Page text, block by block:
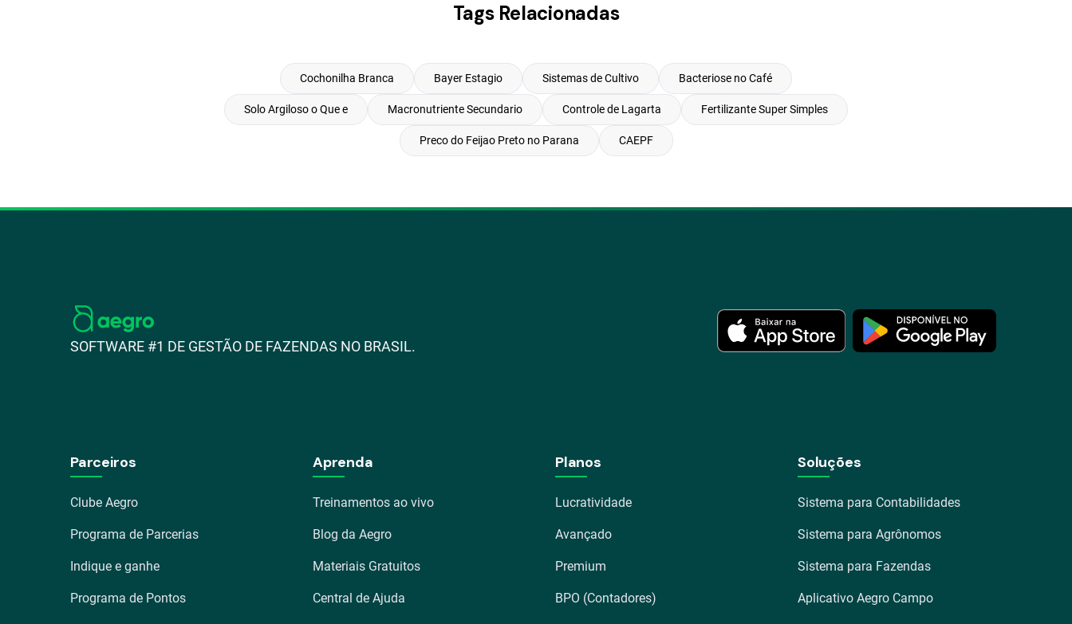
Tags Relacionadas
Cochonilha Branca Bayer Estagio Sistemas de Cultivo Bacteriose no Café
Solo Argiloso o Que e Macronutriente Secundario Controle de Lagarta Fertilizante Super Simples
Preco do Feijao Preto no Parana CAEPF
SOFTWARE #1 DE GESTÃO DE FAZENDAS NO BRASIL.
Parceiros
Clube Aegro
Programa de Parcerias
Indique e ganhe
Programa de Pontos
Aprenda
Treinamentos ao vivo
Blog da Aegro
Materiais Gratuitos
Central de Ajuda
Planos
Lucratividade
Avançado
Premium
BPO (Contadores)
Soluções
Sistema para Contabilidades
Sistema para Agrônomos
Sistema para Fazendas
Aplicativo Aegro Campo